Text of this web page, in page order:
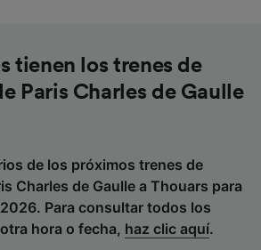
tienen los trenes de
Paris Charles de Gaulle
de los próximos trenes de
Charles de Gaulle a Thouars para
Para consultar todos los
hora o fecha, haz clic aquí.